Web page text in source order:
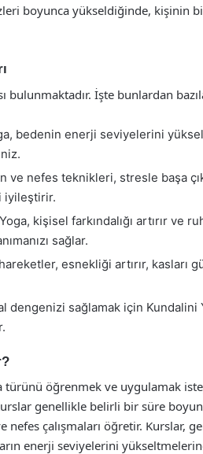
boyunca yükseldiğinde, kişinin
bulunmaktadır. İşte bunlardan
bedenin enerji seviyelerini
ve nefes teknikleri, stresle başa
iyileştirir.
kişisel farkındalığı artırır ve
sağlar.
esnekliği artırır, kasları
dengenizi sağlamak için Kundalini
türünü öğrenmek ve uygulamak
genellikle belirli bir süre
nefes çalışmaları öğretir. Kurslar,
enerji seviyelerini